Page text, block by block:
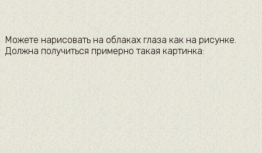
Можете нарисовать на облаках глаза как на рисунке.
Должна получиться примерно такая картинка: